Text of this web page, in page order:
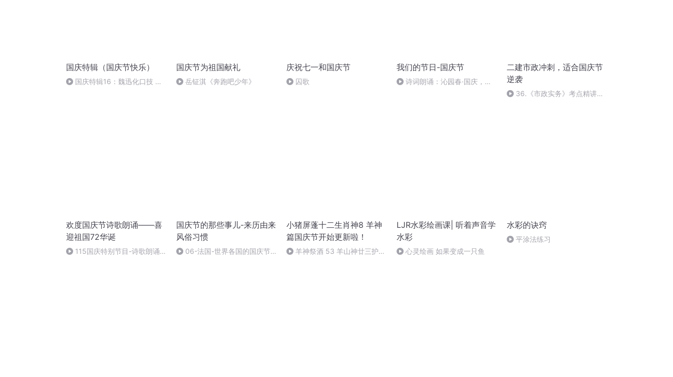
国庆特辑（国庆节快乐）
国庆特辑16：魏迅化口技 二
国庆节为祖国献礼
岳钲淇《奔跑吧少年》
庆祝七一和国庆节
囚歌
我们的节日-国庆节
诗词朗诵：沁园春·国庆，朗
二建市政冲刺，适合国庆节
逆袭
36.《市政实务》考点精讲第
欢度国庆节诗歌朗诵——喜
迎祖国72华诞
115国庆特别节目-诗歌朗诵-
国庆节的那些事儿-来历由来
风俗习惯
06-法国-世界各国的国庆节-
小猪屏蓬十二生肖神8 羊神
篇国庆节开始更新啦！
羊神祭酒 53 羊山神廿三护祭
LJR水彩绘画课| 听着声音学
水彩
心灵绘画 如果变成一只鱼
水彩的诀窍
平涂法练习